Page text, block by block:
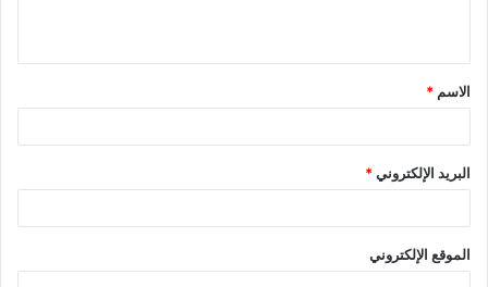
ق
*
الاسم *
البريد الإلكتروني*
الموقع الإلكتروني